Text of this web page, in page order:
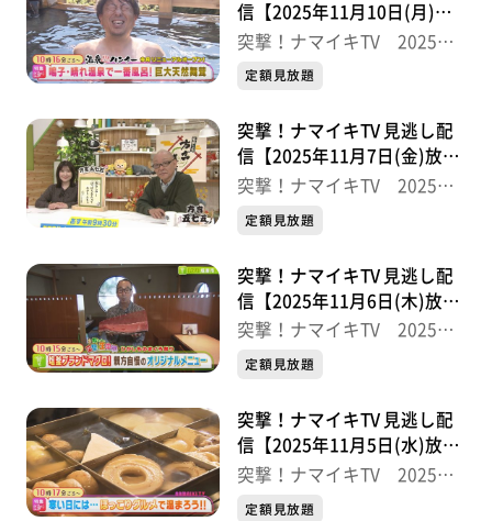
信【2025年11月10日(月)放
送分】
突撃！ナマイキTV 2025後
半
定額見放題
突撃！ナマイキTV 見逃し配
信【2025年11月7日(金)放送
分】
突撃！ナマイキTV 2025後
半
定額見放題
突撃！ナマイキTV 見逃し配
信【2025年11月6日(木)放送
分】
突撃！ナマイキTV 2025後
半
定額見放題
突撃！ナマイキTV 見逃し配
信【2025年11月5日(水)放送
分】
突撃！ナマイキTV 2025後
半
定額見放題